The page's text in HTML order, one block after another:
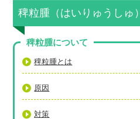
稗粒腫（はいりゅうしゅ）
稗粒腫について
稗粒腫とは
原因
対策